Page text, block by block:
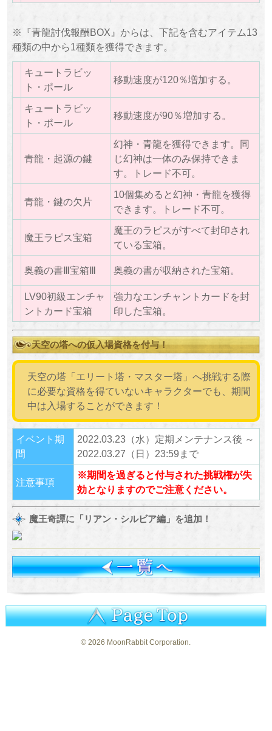
※『青龍討伐報酬BOX』からは、下記を含むアイテム13
種類の中から1種類を獲得できます。
キュートラビッ
ト・ポール
移動速度が120％増加する。
キュートラビッ
ト・ポール
移動速度が90％増加する。
青龍・起源の鍵
幻神・青龍を獲得できます。同
じ幻神は一体のみ保持できま
す。トレード不可。
青龍・鍵の欠片
10個集めると幻神・青龍を獲得
できます。トレード不可。
魔王ラピス宝箱
魔王のラピスがすべて封印され
ている宝箱。
奥義の書Ⅲ宝箱Ⅲ 奥義の書が収納された宝箱。
LV90初級エンチャ
ントカード宝箱
強力なエンチャントカードを封
印した宝箱。
天空の塔への仮入場資格を付与！
天空の塔「エリート塔・マスター塔」へ挑戦する際
に必要な資格を得ていないキャラクターでも、期間
中は入場することができます！
イベント期
間
2022.03.23（水）定期メンテナンス後 ～
2022.03.27（日）23:59まで
注意事項
※期間を過ぎると付与された挑戦権が失
効となりますのでご注意ください。
魔王奇譚に「リアン・シルビア編」を追加！
©2026 MoonRabbit Corporation.